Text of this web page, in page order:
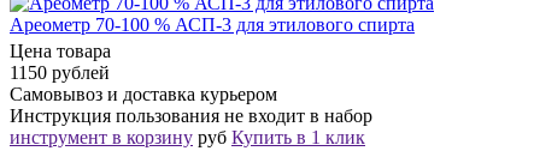
Ареометр 70-100 % АСП-3 для этилового спирта
Цена товара
1150 рублей
Самовывоз и доставка курьером
Инструкция пользования не входит в набор
инструмент в корзину руб Купить в 1 клик